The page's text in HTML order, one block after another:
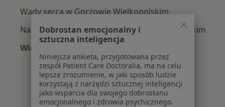
Wady serca w Gorzowie Wielkopolskim
Nadciśnienie tętnicze w Gorzowie Wielkopolskim
Więcej (15)
Więcej w kategorii: Najczęście leczone
Dobrostan emocjonalny i
sztuczna inteligencja
Niniejsza ankieta, przygotowana przez
zespół Patient Care Doctoralia, ma na celu
lepsze zrozumienie, w jaki sposób ludzie
korzystają z narzędzi sztucznej inteligencji
jako wsparcia dla swojego dobrostanu
emocjonalnego i zdrowia psychicznego.